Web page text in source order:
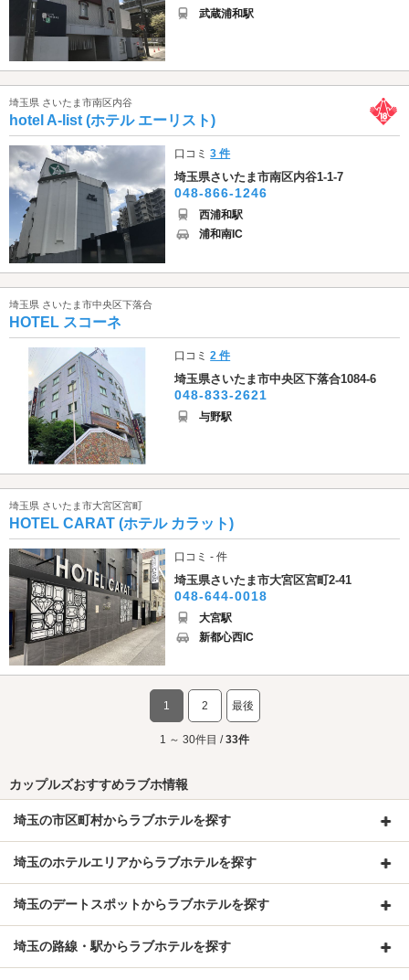
武蔵浦和駅
埼玉県 さいたま市南区内谷
hotel A-list (ホテル エーリスト)
口コミ3 件
埼玉県さいたま市南区内谷1-1-7
048-866-1246
西浦和駅
浦和南IC
埼玉県 さいたま市中央区下落合
HOTEL スコーネ
口コミ2 件
埼玉県さいたま市中央区下落合1084-6
048-833-2621
与野駅
埼玉県 さいたま市大宮区宮町
HOTEL CARAT (ホテル カラット)
口コミ - 件
埼玉県さいたま市大宮区宮町2-41
048-644-0018
大宮駅
新都心西IC
1 2 最後
1 ～ 30件目 /33件
カップルズおすすめラブホ情報
埼玉の市区町村からラブホテルを探す
埼玉のホテルエリアからラブホテルを探す
埼玉のデートスポットからラブホテルを探す
埼玉の路線・駅からラブホテルを探す